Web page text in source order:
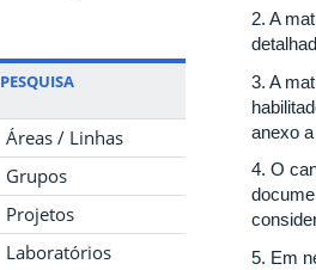
PESQUISA
Áreas / Linhas
Grupos
Projetos
Laboratórios
2. A
3. A
anexo
4. O
5. Em